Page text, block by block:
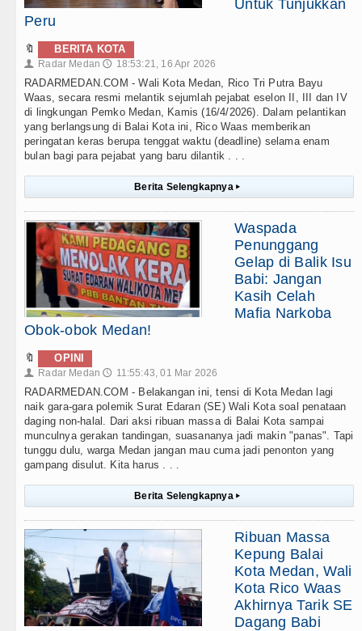
Untuk Tunjukkan
Peru
🔖 BERITA KOTA
👤 Radar Medan 🕔 18:53:21, 16 Apr 2026
RADARMEDAN.COM - Wali Kota Medan, Rico Tri Putra Bayu
Waas, secara resmi melantik sejumlah pejabat eselon II, III dan IV
di lingkungan Pemko Medan, Kamis (16/4/2026). Dalam pelantikan
yang berlangsung di Balai Kota ini, Rico Waas memberikan
peringatan keras berupa tenggat waktu (deadline) selama enam
bulan bagi para pejabat yang baru dilantik . . .
Berita Selengkapnya ▸
Waspada
Penunggang
Gelap di Balik Isu
Babi: Jangan
Kasih Celah
Mafia Narkoba
Obok-obok Medan!
🔖 OPINI
👤 Radar Medan 🕔 11:55:43, 01 Mar 2026
RADARMEDAN.COM - Belakangan ini, tensi di Kota Medan lagi
naik gara-gara polemik Surat Edaran (SE) Wali Kota soal penataan
daging non-halal. Dari aksi ribuan massa di Balai Kota sampai
munculnya gerakan tandingan, suasananya jadi makin "panas". Tapi
tunggu dulu, warga Medan jangan mau cuma jadi penonton yang
gampang disulut. Kita harus . . .
Berita Selengkapnya ▸
Ribuan Massa
Kepung Balai
Kota Medan, Wali
Kota Rico Waas
Akhirnya Tarik SE
Dagang Babi